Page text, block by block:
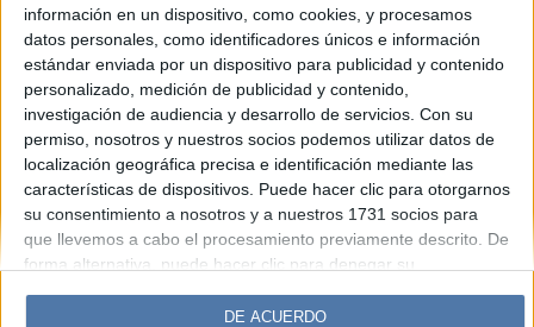
información en un dispositivo, como cookies, y procesamos
datos personales, como identificadores únicos e información
estándar enviada por un dispositivo para publicidad y contenido
personalizado, medición de publicidad y contenido,
investigación de audiencia y desarrollo de servicios. Con su
permiso, nosotros y nuestros socios podemos utilizar datos de
localización geográfica precisa e identificación mediante las
características de dispositivos. Puede hacer clic para otorgarnos
su consentimiento a nosotros y a nuestros 1731 socios para
que llevemos a cabo el procesamiento previamente descrito. De
forma alternativa, puede hacer clic para denegar su
cambiar sus preferencias antes de otorgar su consentimiento.
DE ACUERDO
© Perfil.com 2006-2019 - Todos los derechos reservados
Registro de Propiedad Intelectual: Nro. 5346433